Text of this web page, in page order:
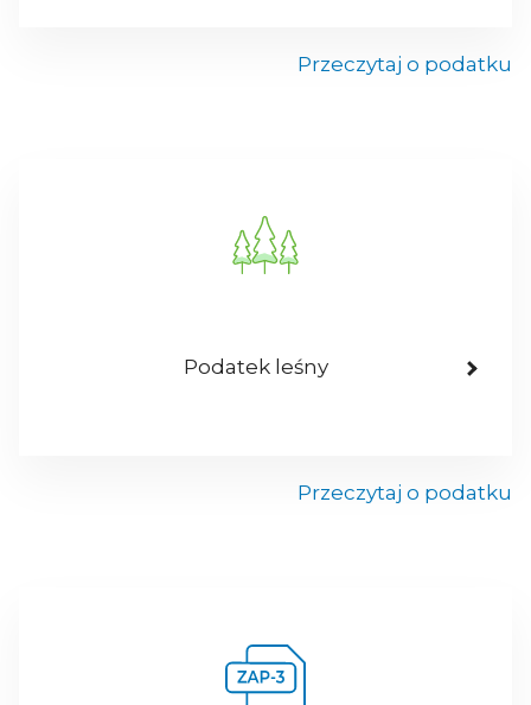
Przeczytaj o podatku
Podatek leśny
Przeczytaj o podatku